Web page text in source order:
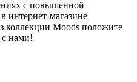
с повышенной
интернет-магазине
коллекции Moods положите
с нами!